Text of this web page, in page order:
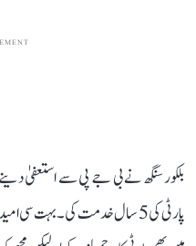
بلکور سنگھ نے بی جے پی سے استعفیٰ
پارٹی کی 5 سال خدمت کی۔ بہت